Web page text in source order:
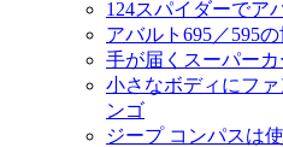
124スパイダーでア
アバルト695／595
手が届くスーパー
小さなボディにフ
ンゴ
ジープ コンパスは